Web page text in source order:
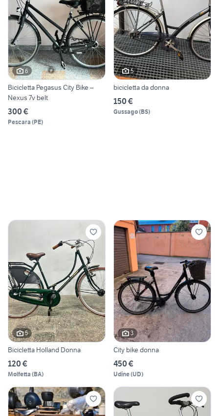
6
Bicicletta Pegasus City Bike –
Nexus 7v belt
300 €
Pescara (PE)
5
bicicletta da donna
150 €
Gussago(BS)
5
Bicicletta Holland Donna
120 €
Molfetta (BA)
3
City bike donna
450 €
Udine(UD)